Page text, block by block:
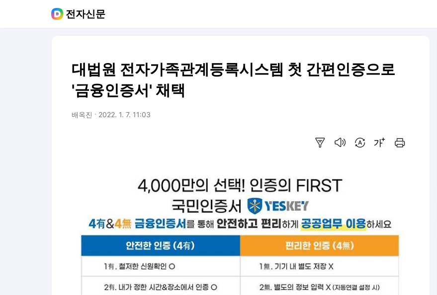
전자신문
대법원 전자가족관계등록시스템 첫 간편인증으로
'금융인증서' 채택
배옥진 2022. 1. 7. 11:03